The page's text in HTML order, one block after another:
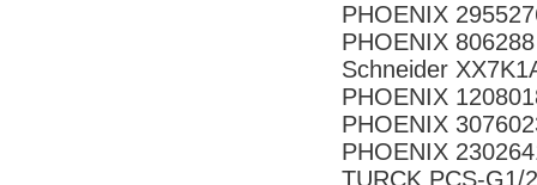
PHOENIX
PHOENIX 806288
Schneider
PHOENIX
PHOENIX
PHOENIX
TURCK PCS-G1/